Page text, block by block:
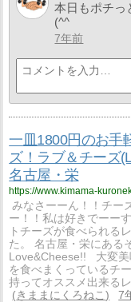
本日もポチっ
(^^ゞ
7年前
一皿1800円のお手
ズ！ラブ＆チーズ
名古屋・栄
みなさーーん！！チー
ー！！私は好きでーー
トチーズが食べられる
た。 名古屋・栄にある
Love&Cheese!! 大変美
を食べまくっているチ
持ってオススメ出来る
きままにくろねこ
7